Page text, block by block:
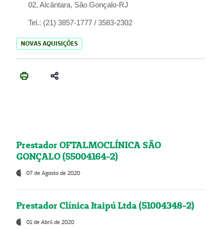
02, Alcântara, São Gonçalo-RJ
Tel.: (21) 3857-1777 / 3583-2302
NOVAS AQUISIÇÕES
Prestador OFTALMOCLÍNICA SÃO
GONÇALO (55004164-2)
07 de Agosto de 2020
Prestador Clínica Itaipú Ltda (51004348-2)
01 de Abril de 2020